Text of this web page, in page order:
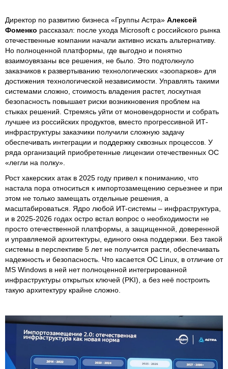
Директор по развитию бизнеса «Группы Астра» Алексей
Фоменко рассказал: после ухода Microsoft с российского рынка
отечественные компании начали активно искать альтернативу.
Но полноценной платформы, где выгодно и понятно
взаимоувязаны все решения, не было. Это подтолкнуло
заказчиков к развертыванию технологических «зоопарков» для
достижения технологической независимости. Управлять такими
системами сложно, стоимость владения растет, лоскутная
безопасность повышает риски возникновения проблем на
стыках решений. Стремясь уйти от моновендорности и собрать
лучшее из российских продуктов, вместо прогрессивной ИТ-
инфраструктуры заказчики получили сложную задачу
обеспечивать интеграции и поддержку сквозных процессов. У
ряда организаций приобретенные лицензии отечественных ОС
«легли на полку».
Рост хакерских атак в 2025 году привел к пониманию, что
настала пора относиться к импортозамещению серьезнее и при
этом не только замещать отдельные решения, а
масштабироваться. Ядро любой ИT-системы – инфраструктура,
и в 2025-2026 годах остро встал вопрос о необходимости не
просто отечественной платформы, а защищенной, доверенной
и управляемой архитектуры, единого окна поддержки. Без такой
системы в перспективе 5 лет не получится расти, обеспечивать
надежность и безопасность. Что касается ОС Linux, в отличие от
MS Windows в ней нет полноценной интегрированной
инфраструктуры открытых ключей (PKI), а без неё построить
такую архитектуру крайне сложно.